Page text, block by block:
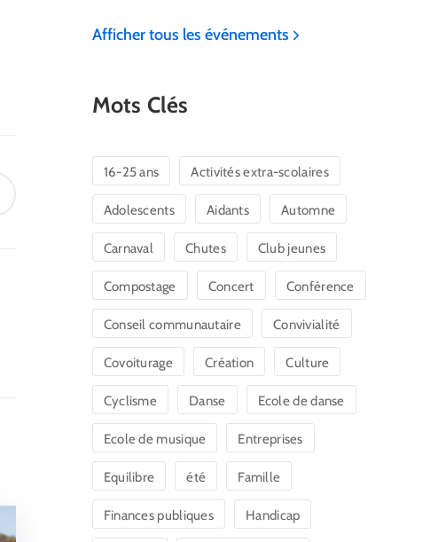
Afficher tous les événements
Mots Clés
16-25 ans Activités extra-scolaires
Adolescents Aidants Automne
Carnaval Chutes Club jeunes
Compostage Concert Conférence
Conseil communautaire Convivialité
Covoiturage Création Culture
Cyclisme Danse Ecole de danse
Ecole de musique Entreprises
Equilibre été Famille
Finances publiques Handicap